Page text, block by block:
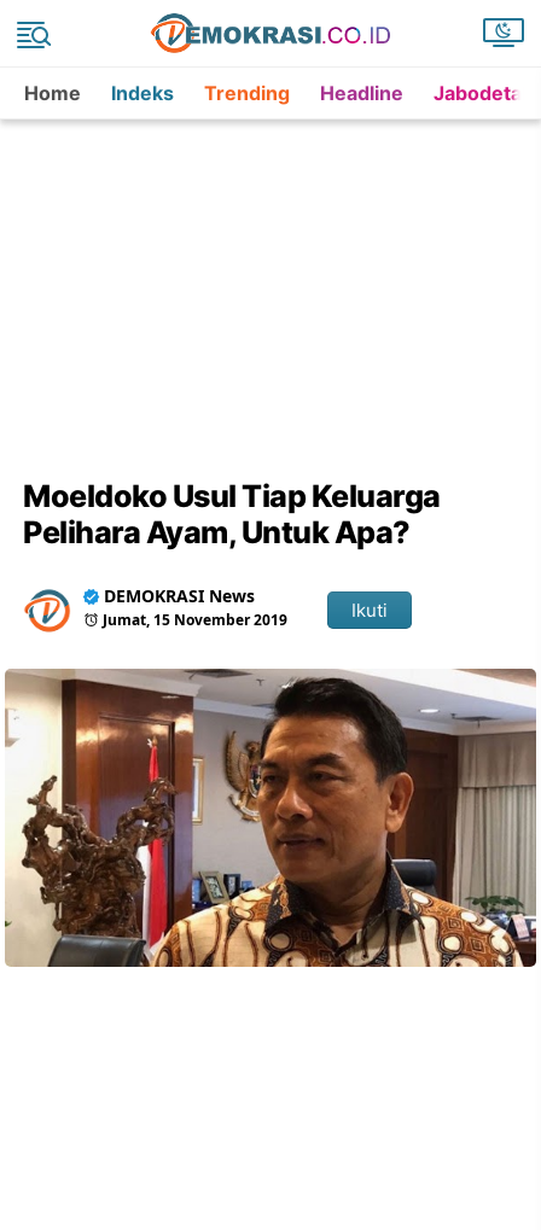
Home Indeks Trending Headline
Moeldoko Usul Tiap Keluarga
Pelihara Ayam, Untuk Apa?
DEMOKRASI News
Jumat, 15 November 2019 Ikuti